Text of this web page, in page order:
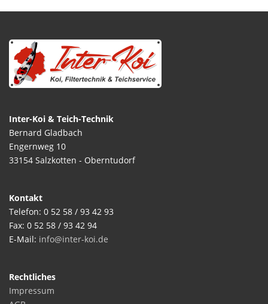
Inter-Koi & Teich-Technik
Bernard Gladbach
Engernweg 10
33154 Salzkotten - Oberntudorf
Kontakt
Telefon: 0 52 58 / 93 42 93
Fax: 0 52 58 / 93 42 94
E-Mail: info@inter-koi.de
Rechtliches
Impressum